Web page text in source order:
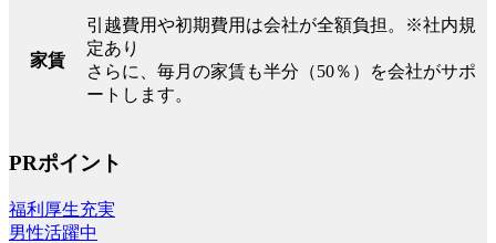
家賃
引越費用や初期費用は会社が全額負担。※社内規
定あり
さらに、毎月の家賃も半分（50％）を会社がサポ
ートします。
PRポイント
福利厚生充実
男性活躍中